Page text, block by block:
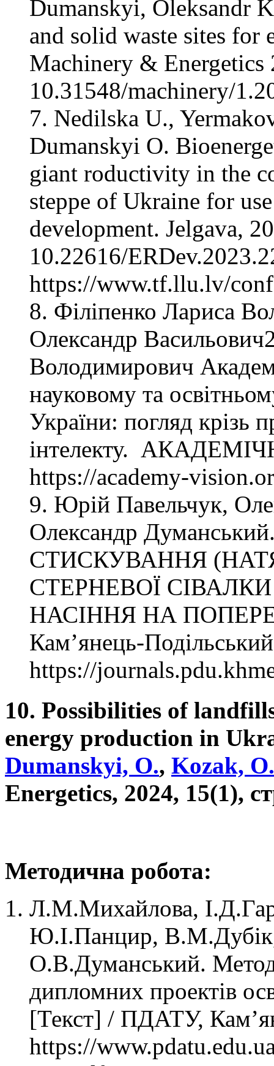
Dumanskyi, Oleksandr
and solid waste sites
Machinery &
10.31548/machinery/
7. Nedilska U.,
Dumanskyi O.
giant roductivity in the
steppe of Ukraine for
development. Jelgava,
10.22616/
https://www.tf.llu.lv/
8. Філіпенко Лариса
Олександр
Володимирович
науковому та
України: погляд крізь
інтелекту.
https://academy-
9. Юрій Павельчук,
Олександр
СТИСКУВАННЯ
СТЕРНЕВОЇ
НАСІННЯ НА
Кам’янець-
https://
10. Possibilities of
energy production in
Dumanskyi, O., Kozak, O.
Energetics, 2024, 15(1),
Методична робота:
Л.М.Михайлова,
Ю.І.Панцир,
О.В.Думанський.
дипломних проектів
[Текст] / ПДАТУ,
https://